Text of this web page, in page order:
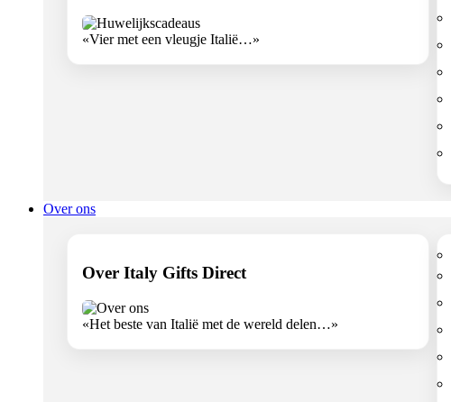
«Vier met een vleugje Italië…»
Over ons
Over Italy Gifts Direct
«Het beste van Italië met de wereld delen…»